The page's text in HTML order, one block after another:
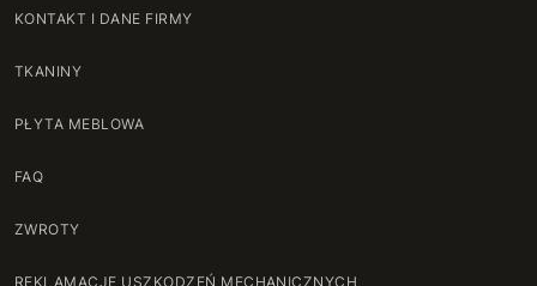
KONTAKT I DANE FIRMY
TKANINY
PŁYTA MEBLOWA
FAQ
ZWROTY
REKLAMACJE USZKODZEŃ MECHANICZNYCH